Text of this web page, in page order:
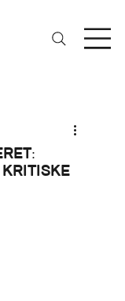
kritiske